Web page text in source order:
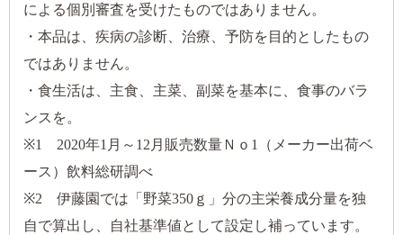
による個別審査を受けたものではありません。
・本品は、疾病の診断、治療、予防を目的としたもの
ではありません。
・食生活は、主食、主菜、副菜を基本に、食事のバラ
ンスを。
※1 2020年1月～12月販売数量Ｎｏ1（メーカー出荷ベ
ース）飲料総研調べ
※2 伊藤園では「野菜350ｇ」分の主栄養成分量を独
自で算出し、自社基準値として設定し補っています。